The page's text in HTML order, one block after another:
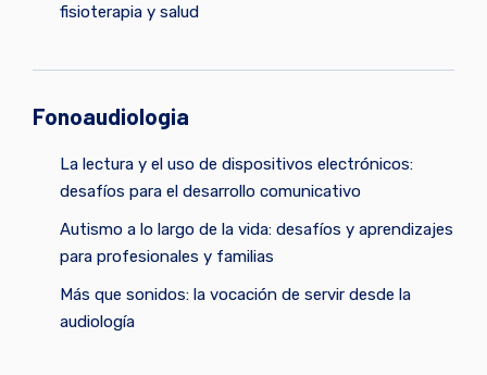
fisioterapia y salud
Fonoaudiologia
La lectura y el uso de dispositivos electrónicos:
desafíos para el desarrollo comunicativo
Autismo a lo largo de la vida: desafíos y aprendizajes
para profesionales y familias
Más que sonidos: la vocación de servir desde la
audiología